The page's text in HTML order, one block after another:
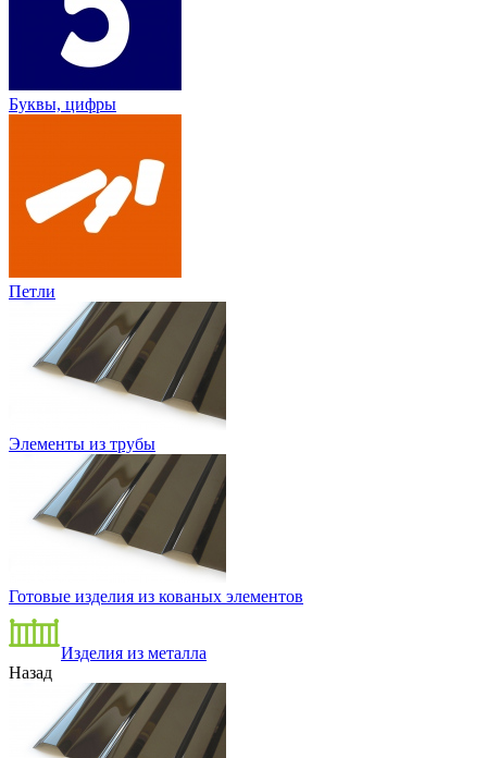
Буквы, цифры
Петли
Элементы из трубы
Готовые изделия из кованых элементов
Изделия из металла
Назад